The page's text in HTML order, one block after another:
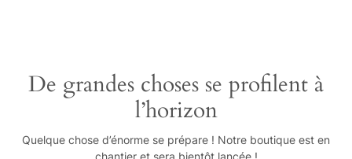
De grandes choses se profilent à
l’horizon
Quelque chose d’énorme se prépare ! Notre boutique est en
chantier et sera bientôt lancée !